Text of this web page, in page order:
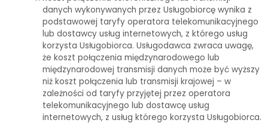
danych wykonywanych przez Usługobiorcę wynika z
podstawowej taryfy operatora telekomunikacyjnego
lub dostawcy usług internetowych, z którego usług
korzysta Usługobiorca. Usługodawca zwraca uwagę,
że koszt połączenia międzynarodowego lub
międzynarodowej transmisji danych może być wyższy
niż koszt połączenia lub transmisji krajowej – w
zależności od taryfy przyjętej przez operatora
telekomunikacyjnego lub dostawcę usług
internetowych, z usług którego korzysta Usługobiorca.